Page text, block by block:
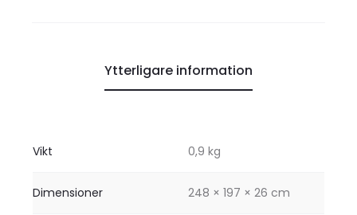
Ytterligare information
Vikt 0,9 kg
Dimensioner 248 × 197 × 26 cm